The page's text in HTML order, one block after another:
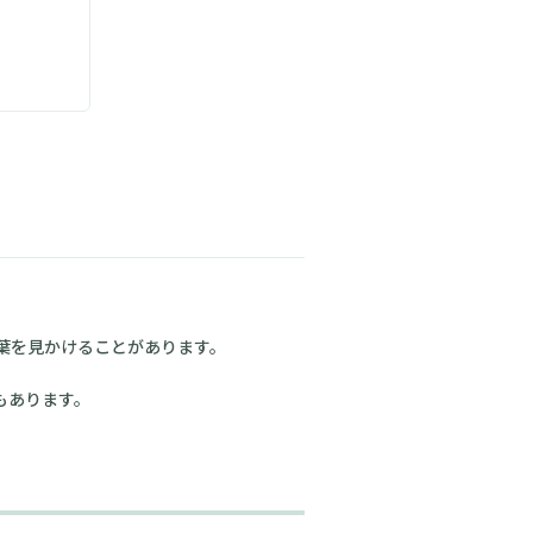
見かけることがあります。
ります。